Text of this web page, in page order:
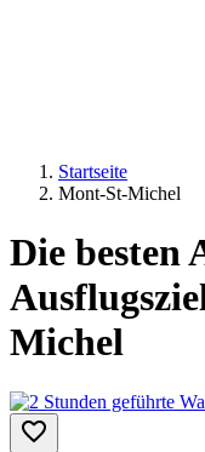
Startseite
Mont-St-Michel
Die besten
Michel